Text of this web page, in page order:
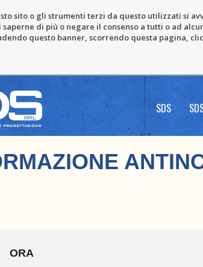
sito o gli strumenti terzi da questo utilizzati si
saperne di più o negare il consenso a tutti o ad
questo banner, scorrendo questa pagina,
SDS
ORA